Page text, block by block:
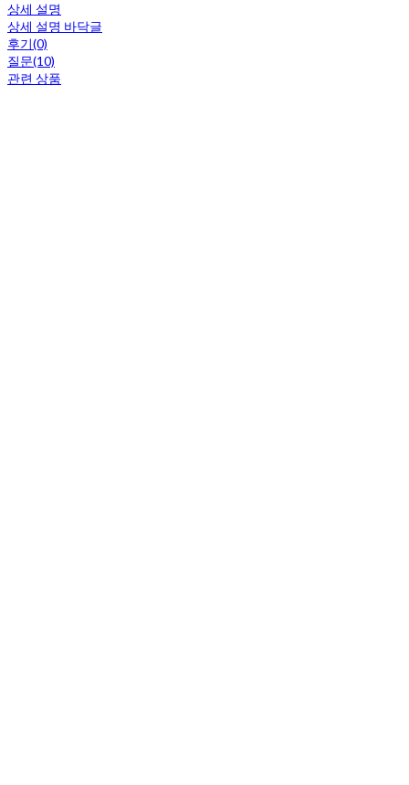
상세 설명
상세 설명 바닥글
후기(0)
질문(10)
관련 상품